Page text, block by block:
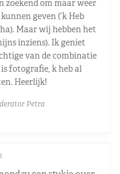
zoekend om maar weer
geven (‘k Heb
Maar wij hebben het
inziens). Ik geniet
van de combinatie
fotografie, k heb al
Heerlijk!
Petra